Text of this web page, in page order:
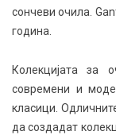
сончеви очила.
година.
Колекцијата за
современи и
класици.
да создадат